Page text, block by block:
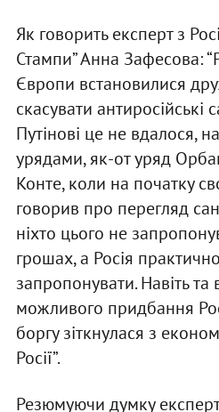
Як говорить експерт з
Стампи” Анна Зафесова:
Європи встановилися
скасувати антиросійські
Путінові це не вдалося,
урядами, як-от уряд
Конте, коли на початку
говорив про перегляд
ніхто цього не
грошах, а Росія
запропонувати. Навіть та
можливого придбання
боргу зіткнулася з
Росії”.
Резюмуючи думку